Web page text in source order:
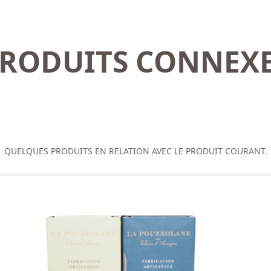
QUELQUES PRODUITS EN RELATION AVEC LE PRODUIT COURANT.